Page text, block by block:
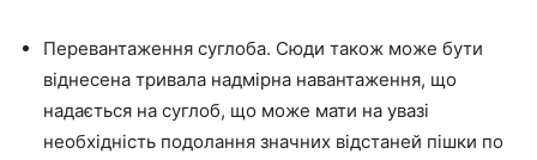
Перевантаження суглоба. Сюди також може бути
віднесена тривала надмірна навантаження, що
надається на суглоб, що може мати на увазі
необхідність подолання значних відстаней пішки по